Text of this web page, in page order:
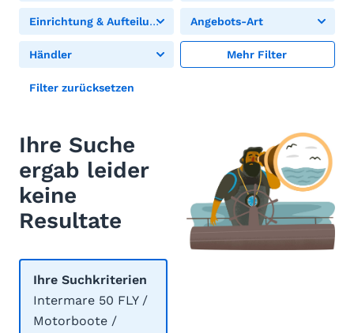
Einrichtung & Aufteilung Angebots-Art
Händler Mehr Filter
Filter zurücksetzen
Ihre Suche
ergab leider
keine
Resultate
Ihre Suchkriterien
Intermare 50 FLY /
Motorboote /